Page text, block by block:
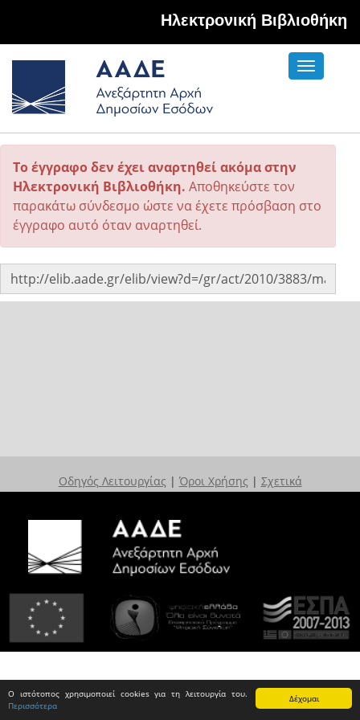
Δέχομαι
Ο ιστότοπος χρησιμοποιεί cookies για τη λειτουργία του.
Περισσότερα
Hλεκτρονική Βιβλιοθήκη
Toggle
Το έγγραφο δεν έχει αναρτηθεί ακόμα στην
Ηλεκτρονική Βιβλιοθήκη. Αποθηκεύστε τον
παρακάτω σύνδεσμο ώστε να έχετε πρόσβαση στο
έγγραφο αυτό όταν αναρτηθεί.
Οδηγός Λειτουργίας | Όροι Χρήσης | Σχετικά